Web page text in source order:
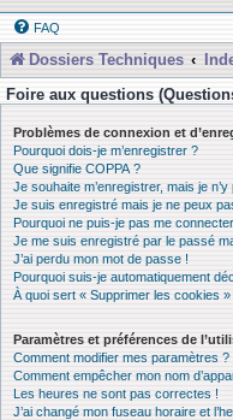
FAQ
Dossiers Techniques
Foire aux questions
Problèmes de connexion et
Pourquoi dois-je m’enregistrer ?
Que signifie COPPA ?
Je souhaite m’enregistrer, mais je
Je suis enregistré mais je ne peux
Pourquoi ne puis-je pas me
Je me suis enregistré par le passé
J’ai perdu mon mot de passe !
Pourquoi suis-je automatiquement
À quoi sert « Supprimer les cookies »
Paramètres et préférences de
Comment modifier mes paramètres ?
Comment empêcher mon nom
Les heures ne sont pas correctes !
J’ai changé mon fuseau horaire et